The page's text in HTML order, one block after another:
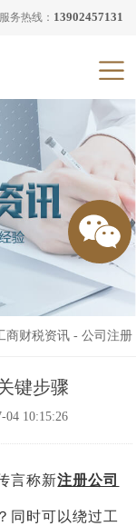
服务热线： 13902457131
商财税资讯- 公司注册
键步骤
04 10:15:26
言称新注册公司
同时可以绕过工